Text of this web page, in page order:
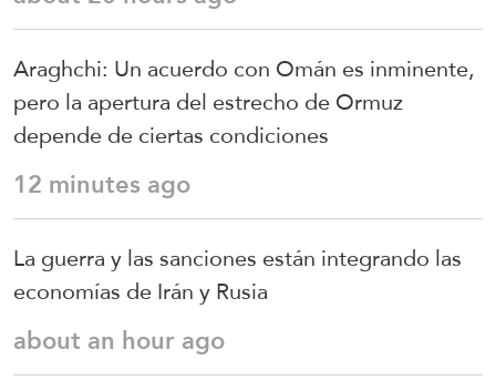
Araghchi: Un acuerdo con Omán es inminente,
pero la apertura del estrecho de Ormuz
depende de ciertas condiciones
12 minutes ago
La guerra y las sanciones están integrando las
economías de Irán y Rusia
about an hour ago